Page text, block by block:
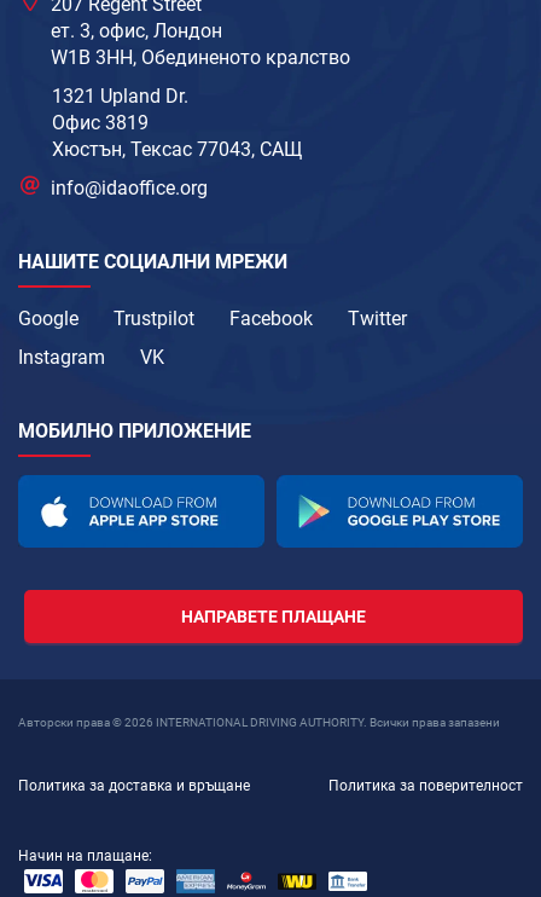
ет. 3, офис, Лондон
W1B 3HH, Обединеното кралство
1321 Upland Dr.
Офис 3819
Хюстън, Тексас 77043, САЩ
info@idaoffice.org
НАШИТЕ СОЦИАЛНИ МРЕЖИ
Google Trustpilot Facebook
Twitter
Instagram
VK
МОБИЛНО ПРИЛОЖЕНИЕ
НАПРАВЕТЕ ПЛАЩАНЕ
Авторски права © 2026 INTERNATIONAL DRIVING AUTHORITY. Всички права запазени
Политика за доставка и връщане Политика за поверителност
Начин на плащане: